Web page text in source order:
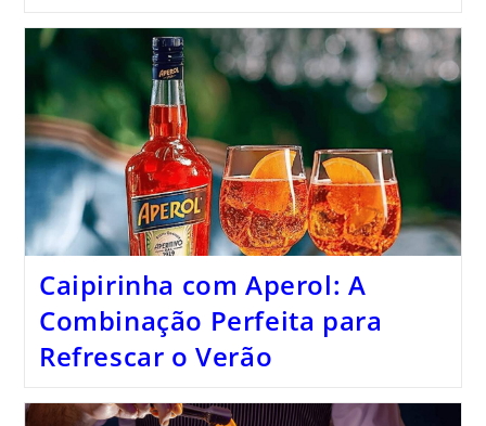
Caipirinha com Aperol: A
Combinação Perfeita para
Refrescar o Verão